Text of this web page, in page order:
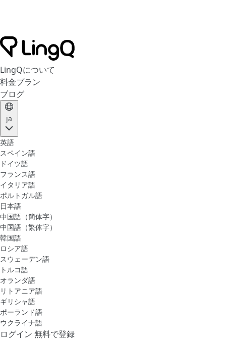
LingQについて
料金プラン
ブログ
ja
英語
スペイン語
ドイツ語
フランス語
イタリア語
ポルトガル語
日本語
中国語（簡体字）
中国語（繁体字）
韓国語
ロシア語
スウェーデン語
トルコ語
オランダ語
リトアニア語
ギリシャ語
ポーランド語
ウクライナ語
ログイン 無料で登録